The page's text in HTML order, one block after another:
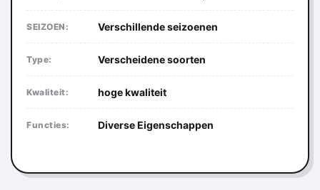
SEIZOEN: Verschillende seizoenen
Type: Verscheidene soorten
Kwaliteit: hoge kwaliteit
Functies: Diverse Eigenschappen